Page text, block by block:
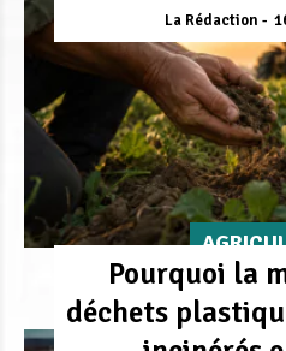
La Rédaction
Pourquoi la
déchets